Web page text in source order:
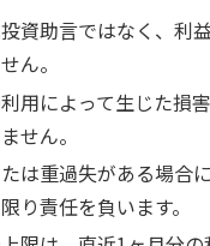
資助言ではなく、利
ん。
用によって生じた損
せん。
は重過失がある場合
り責任を負います。